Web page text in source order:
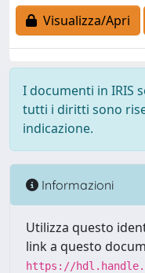
Visualizza/Apri
I documenti in IRIS
tutti i diritti sono
indicazione.
Informazioni
Utilizza questo
link a questo
https://